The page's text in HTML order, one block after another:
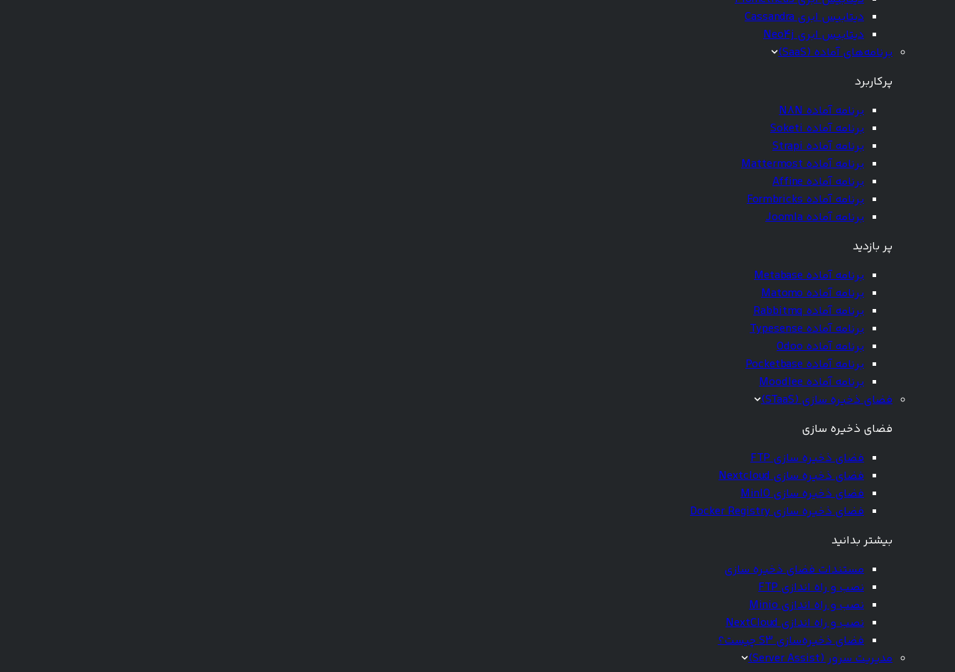
دیتابیس ابری Cassandra
دیتابیس ابری Neo4j
برنامه‌های آماده (SaaS)
پرکاربرد
برنامه آماده N8N
برنامه آماده Soketi
برنامه آماده Strapi
برنامه آماده Mattermost
برنامه آماده Affine
برنامه آماده Formbricks
برنامه آماده Joomla
پر بازدید
برنامه آماده Metabase
برنامه آماده Matomo
برنامه آماده Rabbitmq
برنامه آماده Typesense
برنامه آماده Odoo
برنامه آماده Pocketbase
برنامه آماده Moodlee
فضای ذخیره سازی (STaaS)
فضای ذخیره سازی
فضای ذخیره سازی FTP
فضای ذخیره سازی Nextcloud
فضای ذخیره سازی MinIO
فضای ذخیره سازی Docker Registry
بیشتر بدانید
مستندات فضای ذخیره سازی
نصب و راه اندازی FTP
نصب و راه اندازی Minio
نصب و راه اندازی NextCloud
فضای ذخیره‌سازی S3 چیست؟
مدیریت سرور (Server Assist)